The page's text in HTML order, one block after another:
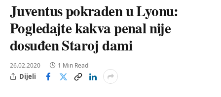
Juventus pokraden u Lyonu:
Pogledajte kakva penal nije
dosuđen Staroj dami
26.02.2020 1 Min Read
Dijeli